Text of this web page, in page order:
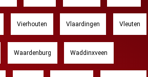
Vierhouten Vlaardingen Vleuten
Waardenburg Waddinxveen